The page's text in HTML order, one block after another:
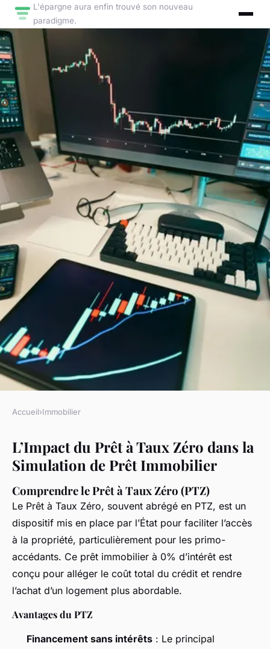
L'épargne aura enfin trouvé son nouveau
paradigme.
Quel est l'impact du prêt à
taux zéro dans la simulation
de prêt immobilier ?
13 janvier 2025 5 min de lecture
Accueil›Immobilier
L’Impact du Prêt à Taux Zéro dans la
Simulation de Prêt Immobilier
Comprendre le Prêt à Taux Zéro (PTZ)
Le Prêt à Taux Zéro, souvent abrégé en PTZ, est un
dispositif mis en place par l’État pour faciliter l’accès
à la propriété, particulièrement pour les primo-
accédants. Ce prêt immobilier à 0% d’intérêt est
conçu pour alléger le coût total du crédit et rendre
l’achat d’un logement plus abordable.
Avantages du PTZ
Financement sans intérêts : Le principal